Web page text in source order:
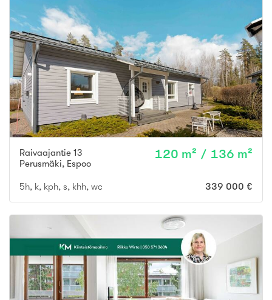
Raivaajantie 13
Perusmäki, Espoo
120 m² / 136 m²
5h, k, kph, s, khh, wc 339 000 €